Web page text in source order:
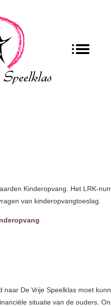
Kinderopvang. Het LRK-
van kinderopvangtoeslag.
naar De Vrije Speelklas moet
situatie van de ouders.